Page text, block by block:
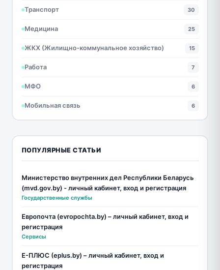
Транспорт 30
Медицина 25
ЖКХ (Жилищно-коммунальное хозяйство) 15
Работа 7
МФО 6
Мобильная связь 6
ПОПУЛЯРНЫЕ СТАТЬИ
Министерство внутренних дел Республики Беларусь
(mvd.gov.by) - личный кабинет, вход и регистрация
Государственные службы
Европочта (evropochta.by) – личный кабинет, вход и
регистрация
Сервисы
Е-ПЛЮС (eplus.by) – личный кабинет, вход и
регистрация